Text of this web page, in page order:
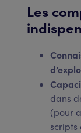
Les
dans
(pour
scripts